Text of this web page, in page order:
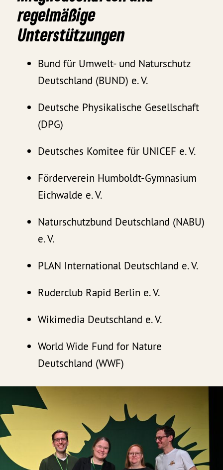
regelmäßige
Unterstützungen
Bund für Umwelt- und Naturschutz
Deutschland (BUND) e. V.
Deutsche Physikalische Gesellschaft
(DPG)
Deutsches Komitee für UNICEF e. V.
Förderverein Humboldt-Gymnasium
Eichwalde e. V.
Naturschutzbund Deutschland (NABU)
e. V.
PLAN International Deutschland e. V.
Ruderclub Rapid Berlin e. V.
Wikimedia Deutschland e. V.
World Wide Fund for Nature
Deutschland (WWF)